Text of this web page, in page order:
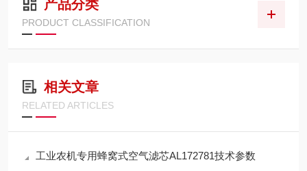
产品分类
PRODUCT CLASSIFICATION
相关文章
RELATED ARTICLES
工业农机专用蜂窝式空气滤芯AL172781技术参数